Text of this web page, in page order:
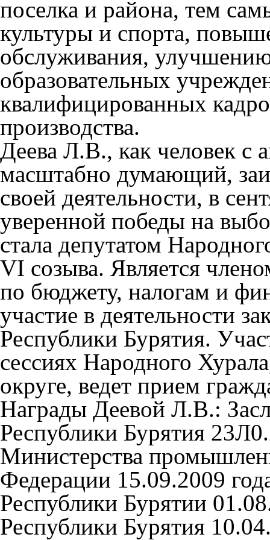
поселка и района, тем
культуры и спорта,
обслуживания, улучшению
образовательных
квалифицированных
производства.
Деева Л.В., как человек с
масштабно думающий,
своей деятельности, в
уверенной победы на
стала депутатом
VI созыва. Является
по бюджету, налогам и
участие в деятельности
Республики Бурятия.
сессиях Народного
округе, ведет прием
Награды Деевой Л.В.:
Республики Бурятия
Министерства
Федерации 15.09.2009
Республики Бурятии
Республики Бурятия